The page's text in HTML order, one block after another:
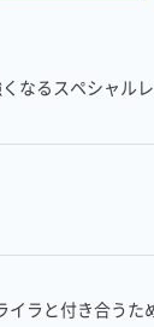
なるスペシャル
イラと付き合う